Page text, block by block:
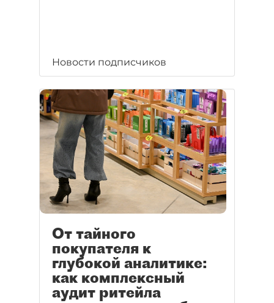
Новости подписчиков
От тайного
покупателя к
глубокой аналитике:
как комплексный
аудит ритейла